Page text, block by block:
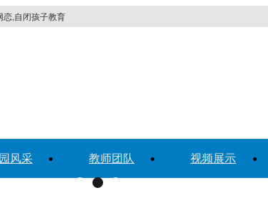
恋,自闭孩子教育
风采 教师团队 视频展示